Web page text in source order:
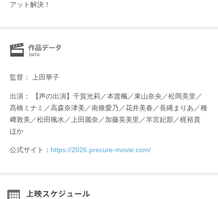
アット解決！
監督： 上⽥華⼦
出演： 【声の出演】千賀光莉／本渡楓／東山奈央／松岡美⾥／
髙橋ミナミ／⾼森奈津美／南條愛乃／花井美春／⻑縄まりあ／種
﨑敦美／松⽥颯⽔／上⽥麗奈／加藤英美⾥／⽺宮妃那／梶裕貴
ほか
公式サイト： https://2026.precure-movie.com/